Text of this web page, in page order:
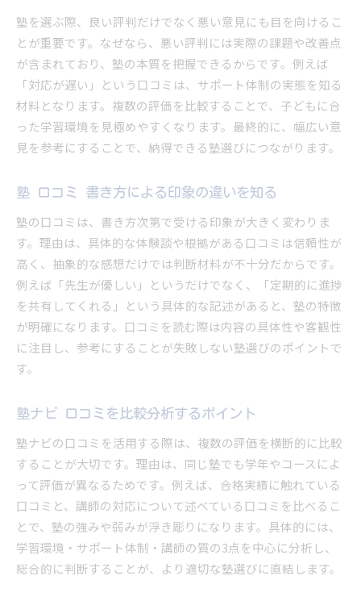
塾を選ぶ際、良い評判だけでなく悪い意見にも目を向けるこ
とが重要です。なぜなら、悪い評判には実際の課題や改善点
が含まれており、塾の本質を把握できるからです。例えば
「対応が遅い」という口コミは、サポート体制の実態を知る
材料となります。複数の評価を比較することで、子どもに合
った学習環境を見極めやすくなります。最終的に、幅広い意
見を参考にすることで、納得できる塾選びにつながります。
塾 口コミ 書き方による印象の違いを知る
塾の口コミは、書き方次第で受ける印象が大きく変わりま
す。理由は、具体的な体験談や根拠がある口コミは信頼性が
高く、抽象的な感想だけでは判断材料が不十分だからです。
例えば「先生が優しい」というだけでなく、「定期的に進捗
を共有してくれる」という具体的な記述があると、塾の特徴
が明確になります。口コミを読む際は内容の具体性や客観性
に注目し、参考にすることが失敗しない塾選びのポイントで
す。
塾ナビ 口コミを比較分析するポイント
塾ナビの口コミを活用する際は、複数の評価を横断的に比較
することが大切です。理由は、同じ塾でも学年やコースによ
って評価が異なるためです。例えば、合格実績に触れている
口コミと、講師の対応について述べている口コミを比べるこ
とで、塾の強みや弱みが浮き彫りになります。具体的には、
学習環境・サポート体制・講師の質の3点を中心に分析し、
総合的に判断することが、より適切な塾選びに直結します。